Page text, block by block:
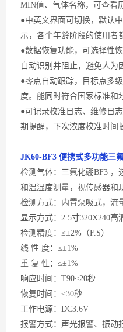
MIN值、气体名称，可查看
●中英文界面可切换，默认
示，各个年龄阶段的使用者
●数据恢复功能，可选择性
自动识别并阻止，避免人为
●零点自动跟踪，目标点多
度。能同时符合国家标准和
●可记录校准日志、维修日
期提醒，下次浓度校准时间
JK60-BF3 便携式多功能三
检测气体：三氟化硼BF3 ，
和温湿度测量，视传感器和
检测方式：内置泵吸式，流
显示方式： 2.5寸320X240高
检测精度： ≤±2%（F.S）
线 性 度：≤±1%
重 复 性：≤±1%
响应时间： T90≤20秒
恢复时间： ≤30秒
工作电源： DC3.6V
报警方式：声光报警、振动